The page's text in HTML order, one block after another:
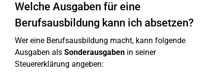
Welche Ausgaben für eine
Berufsausbildung kann ich absetzen?
Wer eine Berufsausbildung macht, kann folgende
Ausgaben als Sonderausgaben in seiner
Steuererklärung angeben: